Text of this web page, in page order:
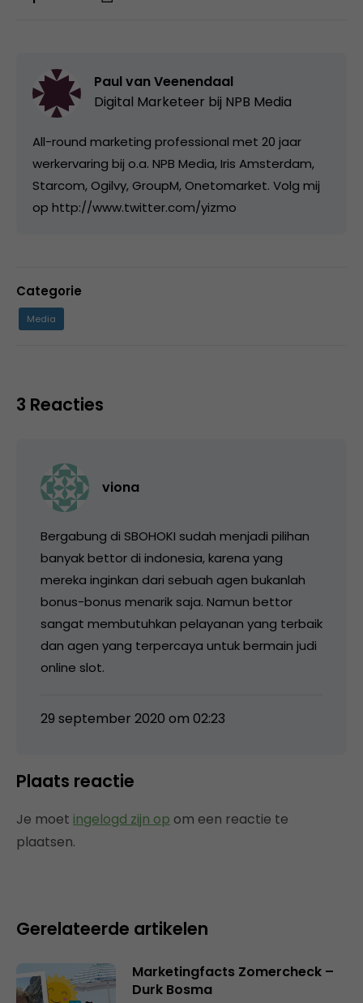
Paul van Veenendaal
Digital Marketeer bij NPB Media
All-round marketing professional met 20 jaar
werkervaring bij o.a. NPB Media, Iris Amsterdam,
Starcom, Ogilvy, GroupM, Onetomarket. Volg mij
op http://www.twitter.com/yizmo
Categorie
Media
3 Reacties
viona
Bergabung di SBOHOKI sudah menjadi pilihan
banyak bettor di indonesia, karena yang
mereka inginkan dari sebuah agen bukanlah
bonus-bonus menarik saja. Namun bettor
sangat membutuhkan pelayanan yang terbaik
dan agen yang terpercaya untuk bermain judi
online slot.
29 september 2020 om 02:23
Plaats reactie
Je moet ingelogd zijn op om een reactie te
plaatsen.
Gerelateerde artikelen
Marketingfacts Zomercheck –
Durk Bosma